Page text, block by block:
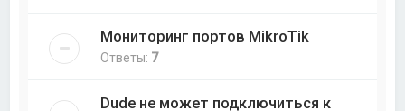
Мониторинг портов MikroTik
Ответы: 7
Dude не может подключиться к